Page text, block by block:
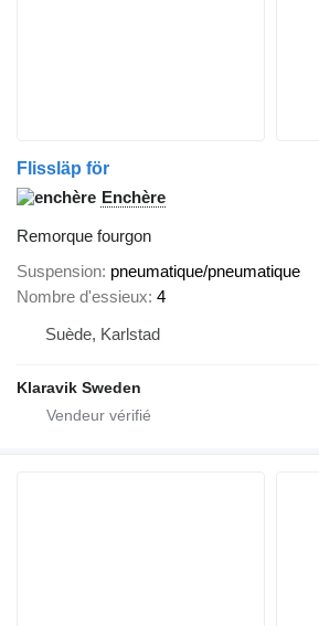
Flissläp för
Enchère
Remorque fourgon
Suspension pneumatique/pneumatique
Nombre d'essieux 4
Suède, Karlstad
Klaravik Sweden